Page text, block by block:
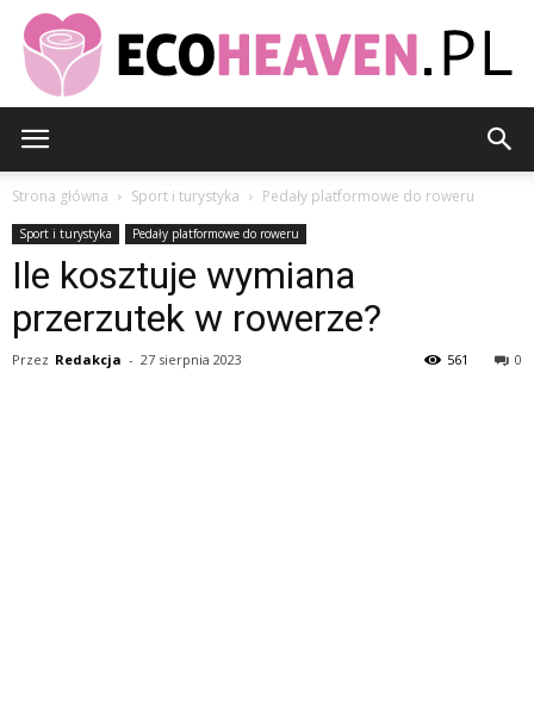
Strona główna Sport i turystyka Pedały platformowe do roweru
Sport i turystyka Pedały platformowe do roweru
Ile kosztuje wymiana
przerzutek w rowerze?
Przez Redakcja - 27 sierpnia 2023 0
561